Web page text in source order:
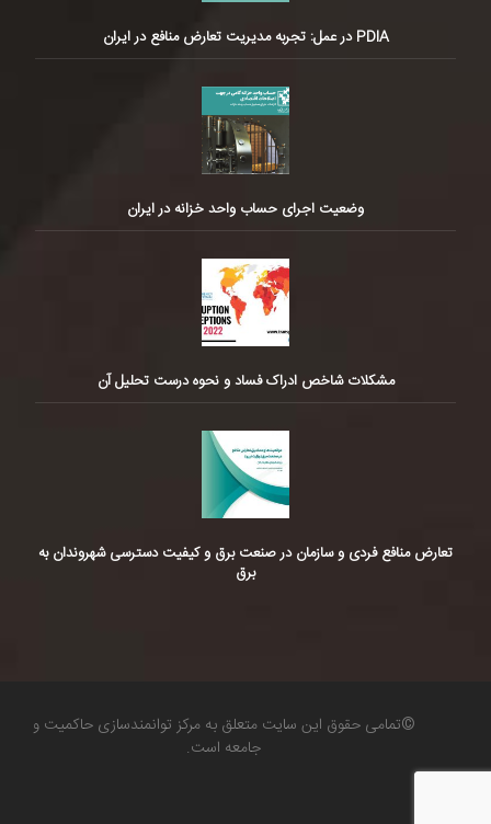
PDIA در عمل: تجربه مدیریت تعارض منافع در ایران
وضعیت اجرای حساب واحد خزانه در ایران
مشکلات شاخص ادراک فساد و نحوه درست تحلیل آن
تعارض منافع فردی و سازمان در صنعت برق و کیفیت دسترسی شهروندان به
برق
©تمامی حقوق این سایت متعلق به مرکز توانمندسازی حاکمیت و
جامعه است.